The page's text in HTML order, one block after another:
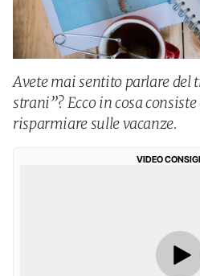
Avete mai sentito parlare del
strani”? Ecco in cosa
risparmiare sulle vacanze.
VIDEO